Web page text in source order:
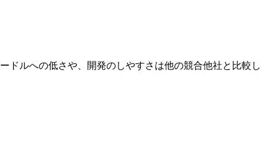
ルへの低さや、開発のしやすさは他の競合他社と比較し